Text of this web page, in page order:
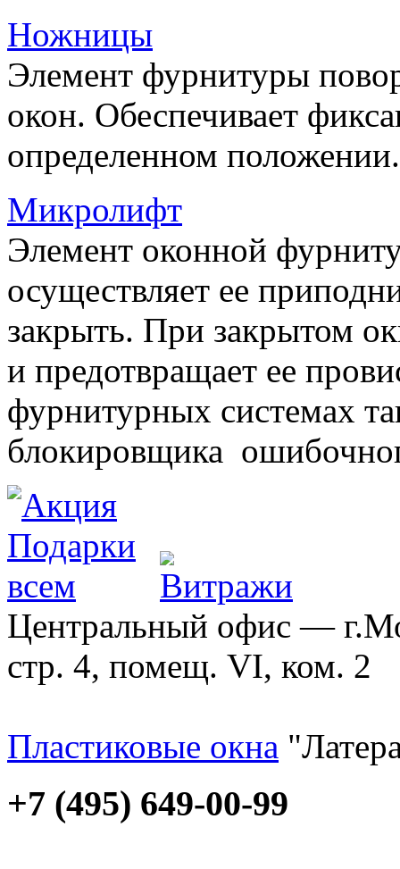
Ножницы
Элемент фурнитуры
окон. Обеспечивает
определенном положении.
Микролифт
Элемент оконной
осуществляет ее
закрыть. При закрытом
и предотвращает ее
фурнитурных системах
блокировщика
Центральный офис —
стр. 4, помещ. VI, ком. 2
Пластиковые окна
+7 (495) 649-00-99